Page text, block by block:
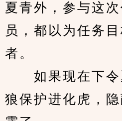
夏青外，参与这
员，都以为任务
者。
如果现在下令
狼保护进化虎，